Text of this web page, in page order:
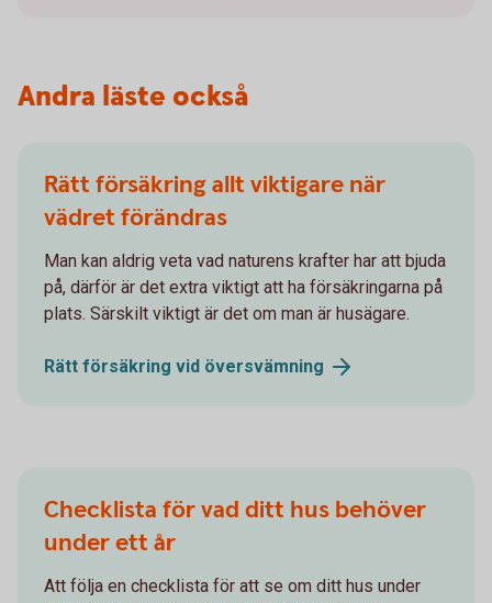
Andra läste också
Rätt försäkring allt viktigare när
vädret förändras
Man kan aldrig veta vad naturens krafter har att bjuda
på, därför är det extra viktigt att ha försäkringarna på
plats. Särskilt viktigt är det om man är husägare.
Rätt försäkring vid översvämning
Checklista för vad ditt hus behöver
under ett år
Att följa en checklista för att se om ditt hus under